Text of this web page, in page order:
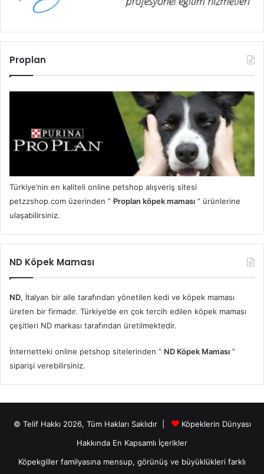
Proplan
Türkiye’nin en kaliteli online petshop alışveriş sitesi
petzzshop.com üzerinden ” Proplan köpek maması ” ürünlerine
ulaşabilirsiniz.
ND Köpek Maması
ND, İtalyan bir aile tarafından yönetilen kedi ve köpek maması
üreten bir firmadır. Türkiye’de en çok tercih edilen köpek maması
çeşitleri ND markası tarafından üretilmektedir.
İnternetteki online petshop sitelerinden ” ND Köpek Maması ”
siparişi verebilirsiniz.
© Telif Hakkı 2026, Tüm Hakları Saklıdır |
Köpeklerin Dünyası
Hakkında En Kapsamlı İçerikler
Köpekgiller familyasına mensup, görünüş ve büyüklükleri farklı